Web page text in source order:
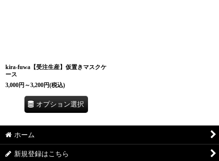
kira-fuwa【受注生産】仮置きマスクケ
ース
3,000円 ～3,200円(税込)
オプション選択
ホーム
新規登録はこちら